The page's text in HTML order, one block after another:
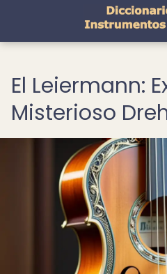
El Leiermann:
Misterioso